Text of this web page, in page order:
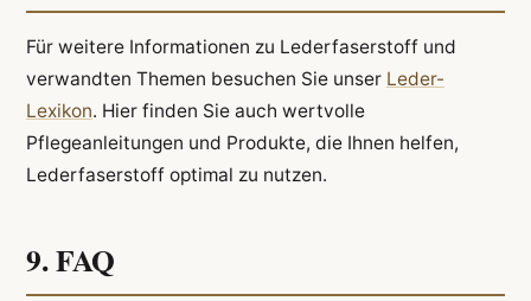
Für weitere Informationen zu Lederfaserstoff und
verwandten Themen besuchen Sie unser Leder-
Lexikon. Hier finden Sie auch wertvolle
Pflegeanleitungen und Produkte, die Ihnen helfen,
Lederfaserstoff optimal zu nutzen.
9. FAQ